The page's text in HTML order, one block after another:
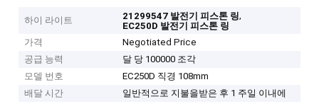
하이 라이트 21299547 발전기 피스톤 링,
EC250D 발전기 피스톤 링
가격
Negotiated Price
공급 능력
달 당 100000 조각
모델 번호
EC250D 직경 108mm
배달 시간
일반적으로 지불을받은 후 1 주일 이내에